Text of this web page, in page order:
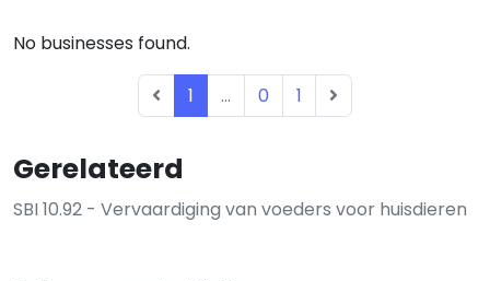
Gerelateerd
SBI 10.92 - Vervaardiging van voeders voor huisdieren
No businesses found.
1 ... 0 1